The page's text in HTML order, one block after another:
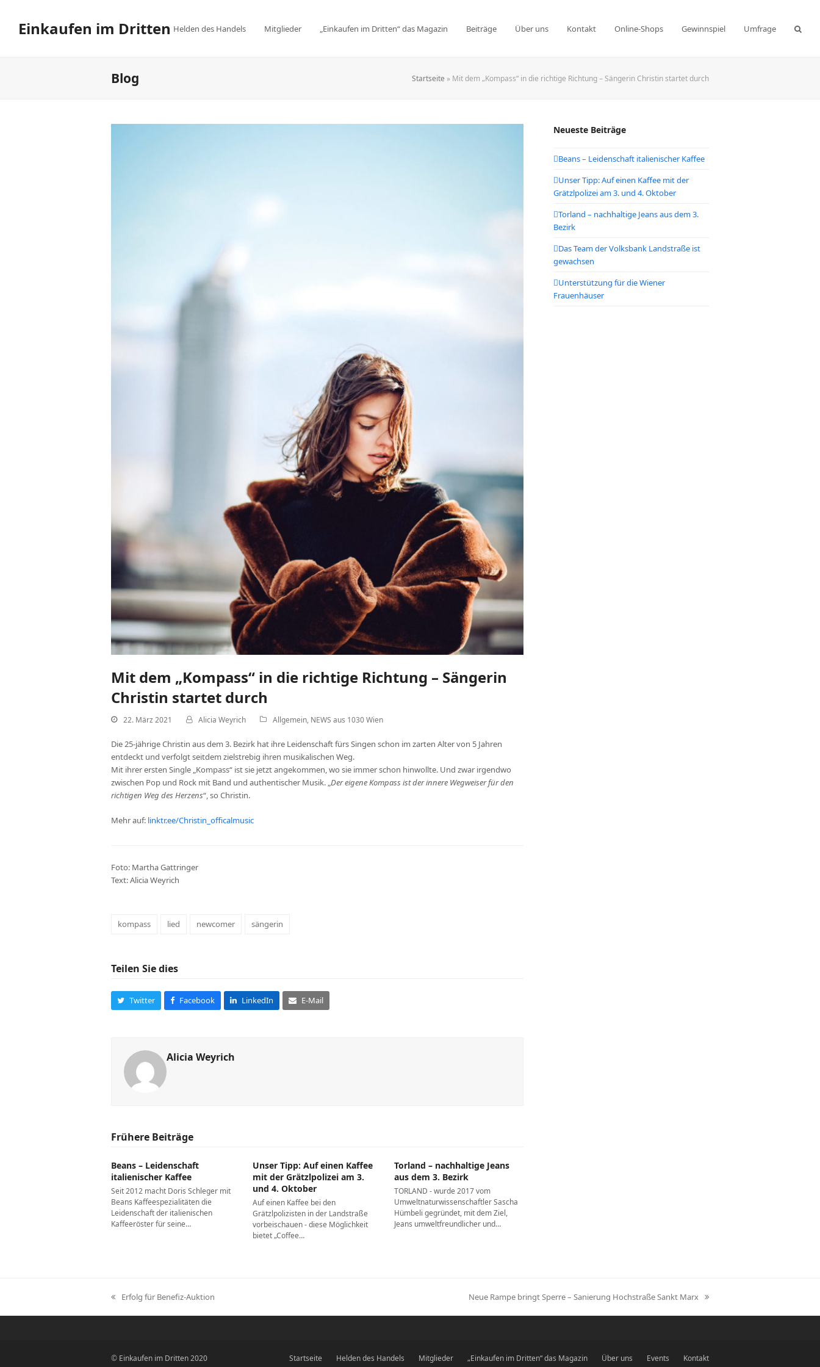
Einkaufen im Dritten Helden des Handels Mitglieder „Einkaufen im Dritten“ das Magazin Beiträge Über uns Kontakt Online-Shops Gewinnspiel Umfrage
Blog Startseite » Mit dem „Kompass“ in die richtige Richtung – Sängerin Christin startet durch
Mit dem „Kompass“ in die richtige Richtung – Sängerin
Christin startet durch
22. März 2021 Alicia Weyrich Allgemein, NEWS aus 1030 Wien
Die 25-jährige Christin aus dem 3. Bezirk hat ihre Leidenschaft fürs Singen schon im zarten Alter von 5 Jahren
entdeckt und verfolgt seitdem zielstrebig ihren musikalischen Weg.
Mit ihrer ersten Single „Kompass“ ist sie jetzt angekommen, wo sie immer schon hinwollte. Und zwar irgendwo
zwischen Pop und Rock mit Band und authentischer Musik. „Der eigene Kompass ist der innere Wegweiser für den
richtigen Weg des Herzens“, so Christin.
Mehr auf: linktr.ee/Christin_offical­music
Foto: Martha Gattringer
Text: Alicia Weyrich
kompass lied newcomer sängerin
Teilen Sie dies
Twitter Facebook LinkedIn E-Mail
Alicia Weyrich
Frühere Beiträge
Beans – Leidenschaft
italienischer Kaffee
Seit 2012 macht Doris Schleger mit
Beans Kaffeespezialitäten die
Leidenschaft der italienischen
Kaffeeröster für seine…
Unser Tipp: Auf einen Kaffee
mit der Grätzlpolizei am 3.
und 4. Oktober
Auf einen Kaffee bei den
Grätzlpolizisten in der Landstraße
vorbeischauen - diese Möglichkeit
bietet „Coffee…
Torland – nachhaltige Jeans
aus dem 3. Bezirk
TORLAND - wurde 2017 vom
Umweltnaturwissenschaftler Sascha
Hümbeli gegründet, mit dem Ziel,
Jeans umweltfreundlicher und…
Neueste Beiträge
Beans – Leidenschaft italienischer Kaffee
Unser Tipp: Auf einen Kaffee mit der
Grätzlpolizei am 3. und 4. Oktober
Torland – nachhaltige Jeans aus dem 3.
Bezirk
Das Team der Volksbank Landstraße ist
gewachsen
Unterstützung für die Wiener
Frauenhäuser
vorheriger
Beitrag:
Erfolg für Benefiz-Auktion
Nächster
Beitrag:
Neue Rampe bringt Sperre – Sanierung Hochstraße Sankt Marx
© Einkaufen im Dritten 2020 Startseite Helden des Handels Mitglieder „Einkaufen im Dritten“ das Magazin Über uns Events Kontakt